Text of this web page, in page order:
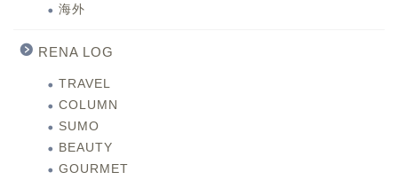
海外
RENA LOG
TRAVEL
COLUMN
SUMO
BEAUTY
GOURMET